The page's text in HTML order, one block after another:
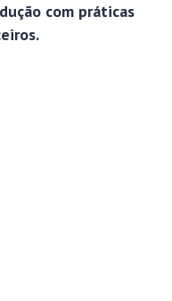
com práticas